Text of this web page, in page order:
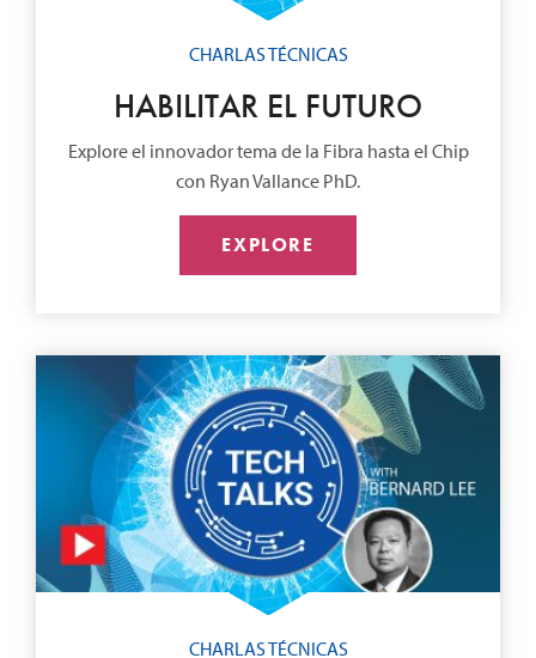
CHARLAS TÉCNICAS
HABILITAR EL FUTURO
Explore el innovador tema de la Fibra hasta el Chip
con Ryan Vallance PhD.
EXPLORE
CHARLAS TÉCNICAS